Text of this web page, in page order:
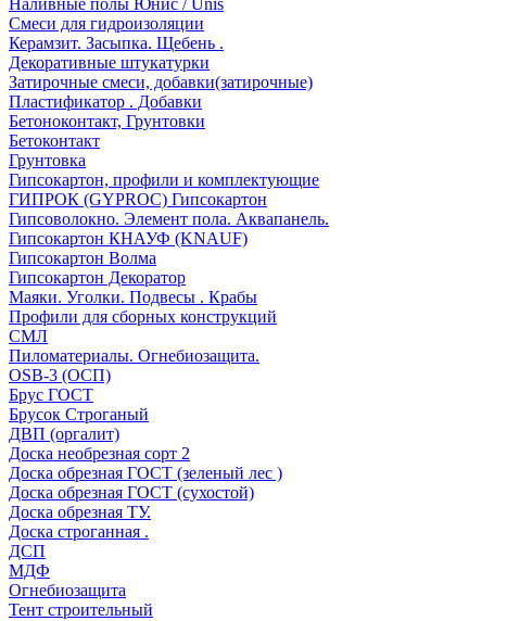
Наливные полы Юнис / Unis
Смеси для гидроизоляции
Керамзит. Засыпка. Щебень .
Декоративные штукатурки
Затирочные смеси, добавки(затирочные)
Пластификатор . Добавки
Бетоноконтакт, Грунтовки
Бетоконтакт
Грунтовка
Гипсокартон, профили и комплектующие
ГИПРОК (GYPROC) Гипсокартон
Гипсоволокно. Элемент пола. Аквапанель.
Гипсокартон КНАУФ (KNAUF)
Гипсокартон Волма
Гипсокартон Декоратор
Маяки. Уголки. Подвесы . Крабы
Профили для сборных конструкций
СМЛ
Пиломатериалы. Огнебиозащита.
OSB-3 (ОСП)
Брус ГОСТ
Брусок Строганый
ДВП (оргалит)
Доска необрезная сорт 2
Доска обрезная ГОСТ (зеленый лес )
Доска обрезная ГОСТ (сухостой)
Доска обрезная ТУ.
Доска строганная .
ДСП
МДФ
Огнебиозащита
Тент строительный